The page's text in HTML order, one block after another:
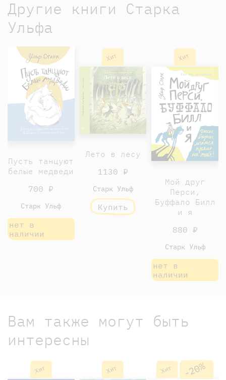
Другие книги Старка
Ульфа
Пусть танцуют
белые медведи
700 ₽
Старк Ульф
нет в
наличии
Хит
Лето в лесу
1130 ₽
Старк Ульф
Купить
Хит
Мой друг
Перси,
Буффало Билл
и я
880 ₽
Старк Ульф
нет в
наличии
Вам также могут быть
интересны
Хит Хит Хит -20%